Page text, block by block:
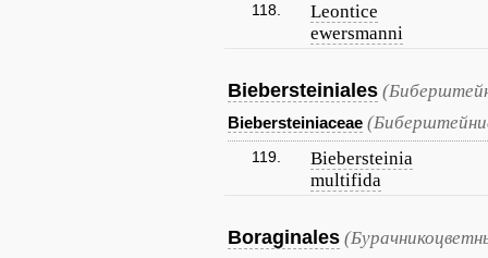
118.
Leontice
ewersmanni
Biebersteiniales
Biebersteiniaceae
119.
Biebersteinia
multifida
Boraginales